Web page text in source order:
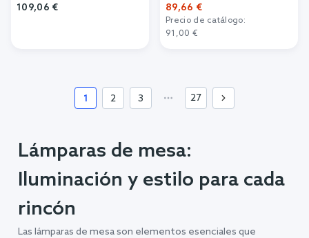
109,06 €
89,66 €
Precio de catálogo:
91,00 €
1 2 3 27
Lámparas de mesa:
Iluminación y estilo para cada
rincón
Las lámparas de mesa son elementos esenciales que